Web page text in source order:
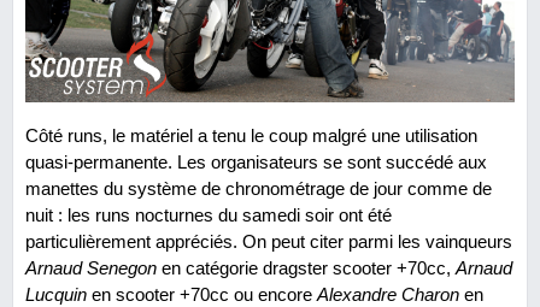
Côté runs, le matériel a tenu le coup malgré une utilisation
quasi-permanente. Les organisateurs se sont succédé aux
manettes du système de chronométrage de jour comme de
nuit : les runs nocturnes du samedi soir ont été
particulièrement appréciés. On peut citer parmi les vainqueurs
Arnaud Senegon en catégorie dragster scooter +70cc, Arnaud
Lucquin en scooter +70cc ou encore Alexandre Charon en